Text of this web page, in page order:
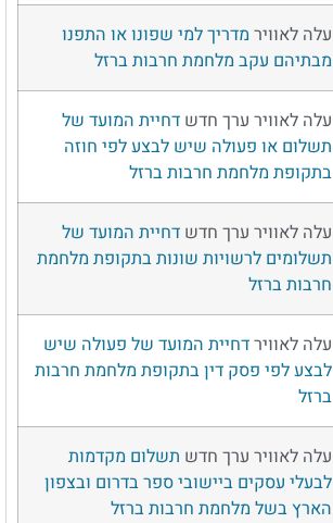
עלה לאוויר מדריך למי שפונו או התפנו
מבתיהם עקב מלחמת חרבות ברזל
עלה לאוויר ערך חדש דחיית המועד של
תשלום או פעולה שיש לבצע לפי חוזה
בתקופת מלחמת חרבות ברזל
עלה לאוויר ערך חדש דחיית המועד של
תשלומים לרשויות שונות בתקופת מלחמת
חרבות ברזל
עלה לאווירדחיית המועד של פעולה שיש
לבצע לפי פסק דין בתקופת מלחמת חרבות
ברזל
עלה לאוויר ערך חדש תשלום מקדמות
לבעלי עסקים ביישובי ספר בדרום ובצפון
הארץ בשל מלחמת חרבות ברזל